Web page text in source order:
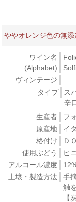
ややオレンジ色の無添
ワイン名
(Alphabet)
ヴィンテージ
タイプ
ス
生産者
フ
原産地
イ
格付け
Ｄ
使用ぶどう
ピ
アルコール濃度
土壌・製造方法
手
触
【